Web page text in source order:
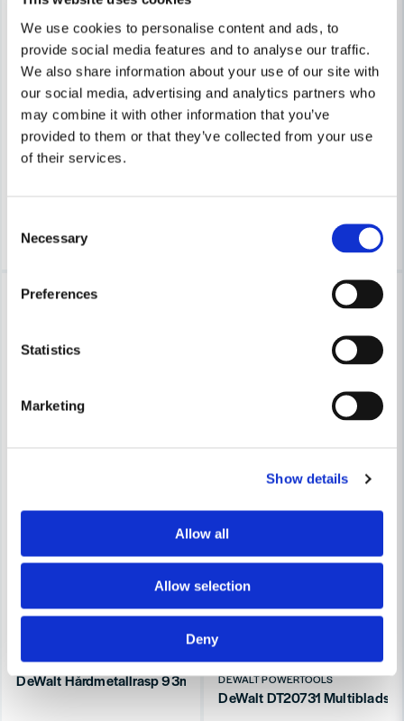
We use cookies to personalise content and ads, to
provide social media features and to analyse our traffic.
We also share information about your use of our site with
our social media, advertising and analytics partners who
may combine it with other information that you’ve
provided to them or that they’ve collected from your use
of their services.
Selection
Necessary
Preferences
Statistics
Marketing
Show details
Allow all
Allow selection
Deny
DeWalt DT20717 Fogslipskiva 25x95x3mm
358 kr
292 kr
DEWALT POWERTOOLS
DeWalt DT20707 Titanblad
DEWALT POWERTOOLS
DeWalt Hårdmetallrasp 93mm (Lim,Lack,Tätningsmedel)
-18%
DEWALT POWERTOOLS
DeWalt DT20731